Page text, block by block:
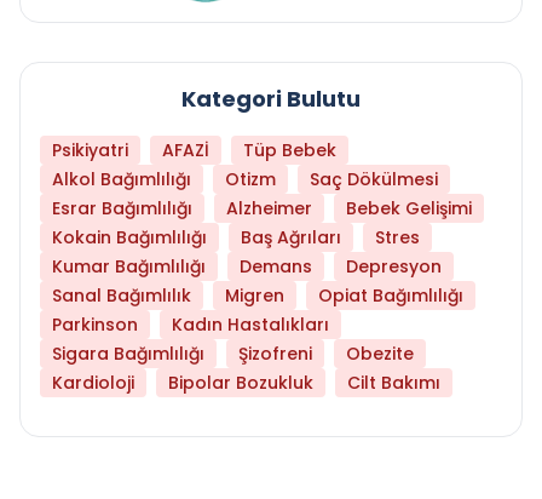
Kategori Bulutu
Psikiyatri AFAZİ
Tüp Bebek
Alkol Bağımlılığı
Otizm
Saç Dökülmesi
Esrar Bağımlılığı
Alzheimer
Bebek Gelişimi
Kokain Bağımlılığı
Baş Ağrıları
Stres
Kumar Bağımlılığı
Demans
Depresyon
Sanal Bağımlılık
Migren
Opiat Bağımlılığı
Parkinson
Kadın Hastalıkları
Sigara Bağımlılığı
Şizofreni
Obezite
Kardioloji
Bipolar Bozukluk Cilt Bakımı